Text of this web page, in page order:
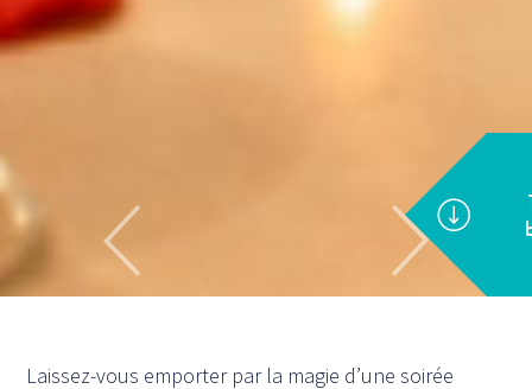
Laissez-vous emporter par la magie d’une soirée